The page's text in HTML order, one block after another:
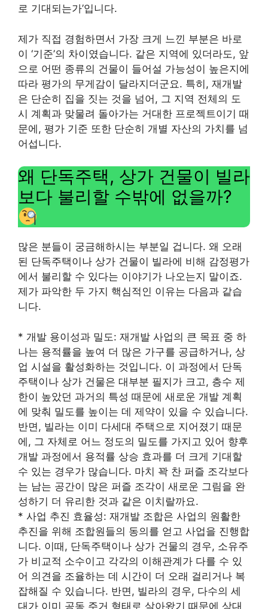
로 기대되는가’입니다.
제가 직접 경험하면서 가장 크게 느낀 부분은 바로
이 ‘기준’의 차이였습니다. 같은 지역에 있더라도, 앞
으로 어떤 종류의 건물이 들어설 가능성이 높은지에
따라 평가의 무게감이 달라지더군요. 특히, 재개발
은 단순히 집을 짓는 것을 넘어, 그 지역 전체의 도
시 계획과 맞물려 돌아가는 거대한 프로젝트이기 때
문에, 평가 기준 또한 단순히 개별 자산의 가치를 넘
어섭니다.
왜 단독주택, 상가 건물이 빌라
보다 불리할 수밖에 없을까?
많은 분들이 궁금해하시는 부분일 겁니다. 왜 오래
된 단독주택이나 상가 건물이 빌라에 비해 감정평가
에서 불리할 수 있다는 이야기가 나오는지 말이죠.
제가 파악한 두 가지 핵심적인 이유는 다음과 같습
니다.
* 개발 용이성과 밀도: 재개발 사업의 큰 목표 중 하
나는 용적률을 높여 더 많은 가구를 공급하거나, 상
업 시설을 활성화하는 것입니다. 이 과정에서 단독
주택이나 상가 건물은 대부분 필지가 크고, 층수 제
한이 높았던 과거의 특성 때문에 새로운 개발 계획
에 맞춰 밀도를 높이는 데 제약이 있을 수 있습니다.
반면, 빌라는 이미 다세대 주택으로 지어졌기 때문
에, 그 자체로 어느 정도의 밀도를 가지고 있어 향후
개발 과정에서 용적률 상승 효과를 더 크게 기대할
수 있는 경우가 많습니다. 마치 꽉 찬 퍼즐 조각보다
는 남는 공간이 많은 퍼즐 조각이 새로운 그림을 완
성하기 더 유리한 것과 같은 이치랄까요.
* 사업 추진 효율성: 재개발 조합은 사업의 원활한
추진을 위해 조합원들의 동의를 얻고 사업을 진행합
니다. 이때, 단독주택이나 상가 건물의 경우, 소유주
가 비교적 소수이고 각각의 이해관계가 다를 수 있
어 의견을 조율하는 데 시간이 더 오래 걸리거나 복
잡해질 수 있습니다. 반면, 빌라의 경우, 다수의 세
대가 이미 공동 주거 형태로 살아왔기 때문에 상대